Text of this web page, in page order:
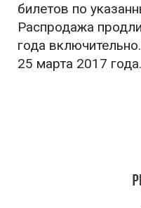
билетов по
Распродажа
года
25 марта 2017 года.